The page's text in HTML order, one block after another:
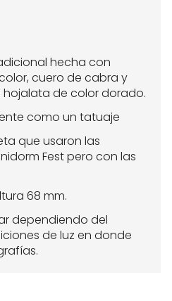
hecha con
cuero de cabra y
de color dorado.
como un tatuaje
que usaron las
Fest pero con las
68 mm.
dependiendo del
de luz en donde